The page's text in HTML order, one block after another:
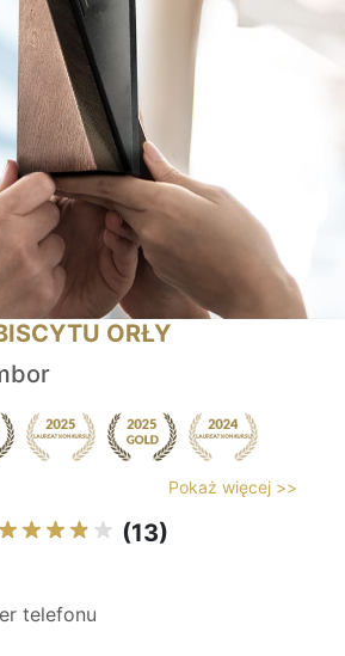
ORŁY
Pokaż więcej >>
(13)
telefonu